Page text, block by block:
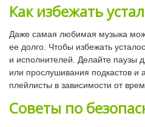
Как избежать
Даже самая любимая музыка
ее долго. Чтобы избежать
и исполнителей. Делайте паузы
или прослушивания подкастов и
плейлисты в зависимости от
Советы по